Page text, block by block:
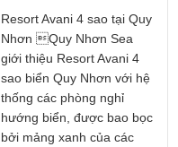
Resort Avani 4 sao tại Quy
Nhơn Quy Nhơn Sea
giới thiệu Resort Avani 4
sao biển Quy Nhơn với hệ
thống các phòng nghỉ
hướng biển, được bao bọc
bởi mảng xanh của các